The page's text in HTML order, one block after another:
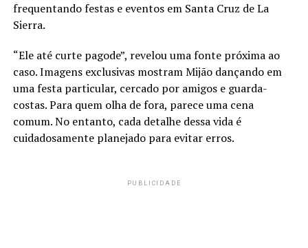
frequentando festas e eventos em Santa Cruz de La
Sierra.
“Ele até curte pagode”, revelou uma fonte próxima ao
caso. Imagens exclusivas mostram Mijão dançando em
uma festa particular, cercado por amigos e guarda-
costas. Para quem olha de fora, parece uma cena
comum. No entanto, cada detalhe dessa vida é
cuidadosamente planejado para evitar erros.
PUBLICIDADE